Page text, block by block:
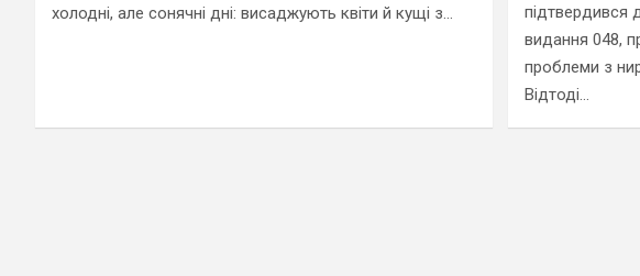
холодні, але сонячні дні: висаджують квіти й кущі з…
підтвердився
видання 048,
проблеми з
Відтоді…